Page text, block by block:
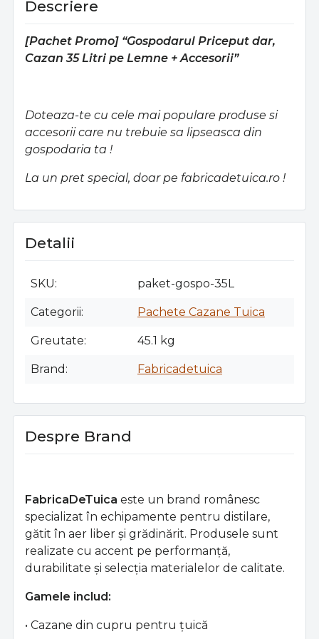
universal
Descriere
[Pachet Promo] “Gospodarul Priceput dar,
Cazan 35 Litri pe Lemne + Accesorii”
Doteaza-te cu cele mai populare produse si
accesorii care nu trebuie sa lipseasca din
gospodaria ta !
La un pret special, doar pe fabricadetuica.ro !
Detalii
SKU paket-gospo-35L
Categorii Pachete Cazane Tuica
Greutate 45.1 kg
Brand Fabricadetuica
Despre Brand
FabricaDeTuica este un brand românesc
specializat în echipamente pentru distilare,
gătit în aer liber și grădinărit. Produsele sunt
realizate cu accent pe performanță,
durabilitate și selecția materialelor de calitate.
Gamele includ:
• Cazane din cupru pentru țuică